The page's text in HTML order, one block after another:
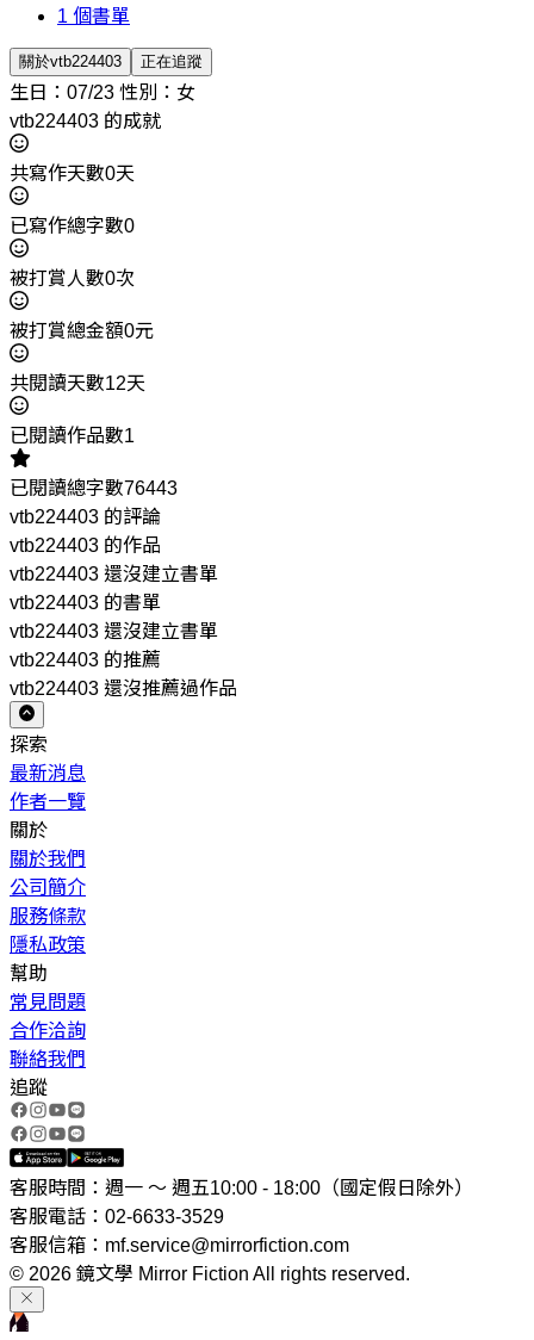
1 個書單
關於vtb224403 正在追蹤
生日：07/23 性別：女
vtb224403 的成就
共寫作天數0天
已寫作總字數0
被打賞人數0次
被打賞總金額0元
共閱讀天數12天
已閱讀作品數1
已閱讀總字數76443
vtb224403 的評論
vtb224403 的作品
vtb224403 還沒建立書單
vtb224403 的書單
vtb224403 還沒建立書單
vtb224403 的推薦
vtb224403 還沒推薦過作品
探索
最新消息
作者一覽
關於
關於我們
公司簡介
服務條款
隱私政策
幫助
常見問題
合作洽詢
聯絡我們
追蹤
客服時間：週一 ～ 週五10:00 - 18:00（國定假日除外）
客服電話：02-6633-3529
客服信箱：mf.service@mirrorfiction.com
© 2026 鏡文學 Mirror Fiction All rights reserved.